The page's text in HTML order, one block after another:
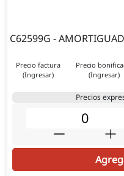
C62599G -
Precio factura
(Ingresar)
Precio
(Ingresar)
Precios